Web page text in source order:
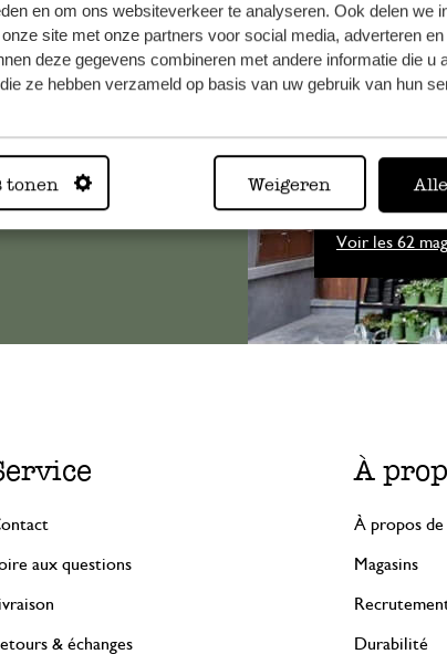
en om ons websiteverkeer te analyseren. Ook delen we
site met onze partners voor social media, adverteren
deze gegevens combineren met andere informatie die u
ze hebben verzameld op basis van uw gebruik van hun
tonen Weigeren
Voir les 62
veuillez
.
aux questions
& échanges
À
À propos
Magasins
Durabilité